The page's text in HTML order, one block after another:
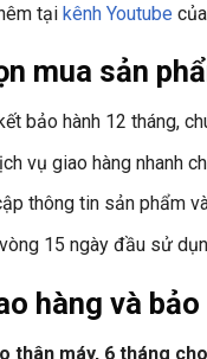
tại kênh Youtube
mua sản
bảo hành 12 tháng,
vụ giao hàng nhanh
thông tin sản phẩm
15 ngày đầu sử
hàng và bảo
thân máy, 6 tháng